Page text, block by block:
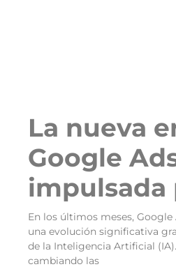
La nueva
Google
impulsada
En los últimos meses,
una evolución significativa
de la Inteligencia Artificial
cambiando las